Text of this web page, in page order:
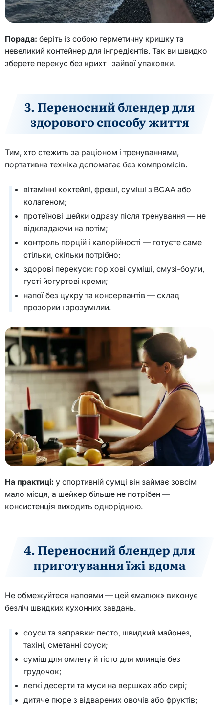
Порада: беріть із собою герметичну кришку та
невеликий контейнер для інгредієнтів. Так ви швидко
зберете перекус без крихт і зайвої упаковки.
3. Переносний блендер для
здорового способу життя
Тим, хто стежить за раціоном і тренуваннями,
портативна техніка допомагає без компромісів.
вітамінні коктейлі, фреші, суміші з BCAA або
колагеном;
протеїнові шейки одразу після тренування — не
відкладаючи на потім;
контроль порцій і калорійності — готуєте саме
стільки, скільки потрібно;
здорові перекуси: горіхові суміші, смузі-боули,
густі йогуртові креми;
напої без цукру та консервантів — склад
прозорий і зрозумілий.
На практиці: у спортивній сумці він займає зовсім
мало місця, а шейкер більше не потрібен —
консистенція виходить однорідною.
4. Переносний блендер для
приготування їжі вдома
Не обмежуйтеся напоями — цей «малюк» виконує
безліч швидких кухонних завдань.
соуси та заправки: песто, швидкий майонез,
тахіні, сметанні соуси;
суміш для омлету й тісто для млинців без
грудочок;
легкі десерти та муси на вершках або сирі;
дитяче пюре з відварених овочів або фруктів;